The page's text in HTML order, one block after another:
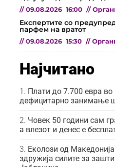
// 09.08.2026 16:00 //
Експертите со
парфем на вратот
// 09.08.2026 15:30 //
Најчитано
Плати до 7.700 евра во
дефицитарно занимање
Човек 50 години сам
а влезот и денес е
Еколози од
здружија силите за